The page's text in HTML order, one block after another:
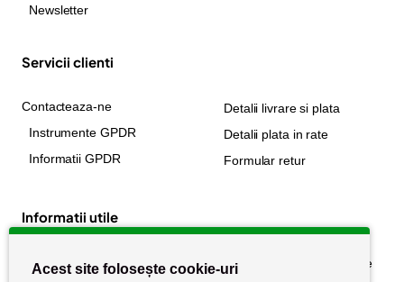
Newsletter
Servicii clienti
Contacteaza-ne
Instrumente GPDR
Informatii GPDR
Detalii livrare si plata
Detalii plata in rate
Formular retur
Informatii utile
Despre noi
Politica de confidențialitate
Acest site folosește cookie-uri